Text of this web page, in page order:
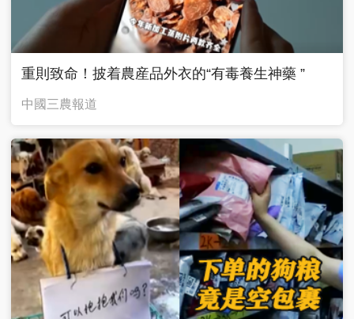
重則致命！披着農産品外衣的“有毒養生神藥 ”
中國三農報道